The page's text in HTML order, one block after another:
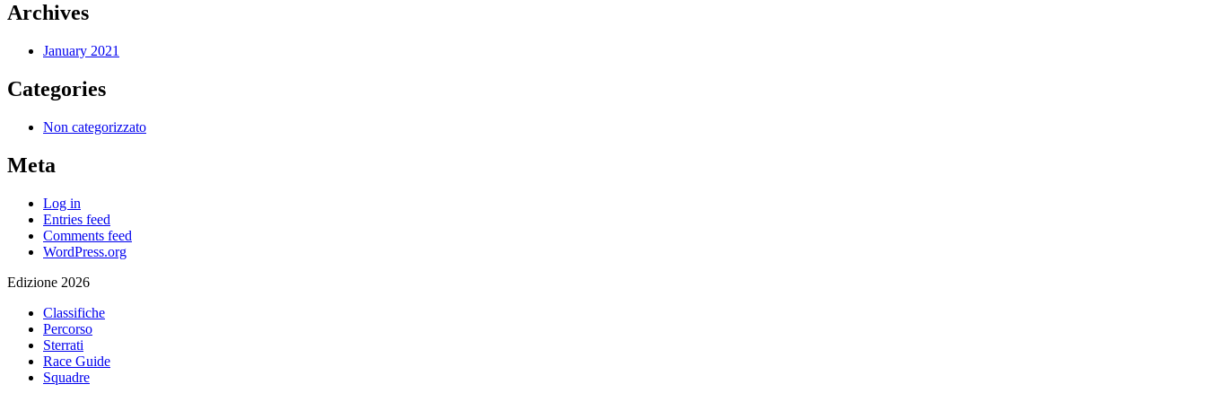
Archives
January 2021
Categories
Non categorizzato
Meta
Log in
Entries feed
Comments feed
WordPress.org
Edizione 2026
Classifiche
Percorso
Sterrati
Race Guide
Squadre